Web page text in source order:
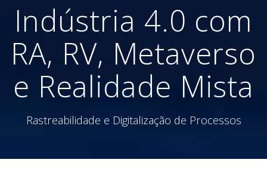
Indústria 4.0 com
RA, RV, Metaverso
e Realidade Mista
Rastreabilidade e Digitalização de Processos